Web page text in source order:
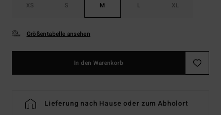
XS S M L XL
Größentabelle ansehen
In den Warenkorb
Lieferung nach Hause oder zum Abholort